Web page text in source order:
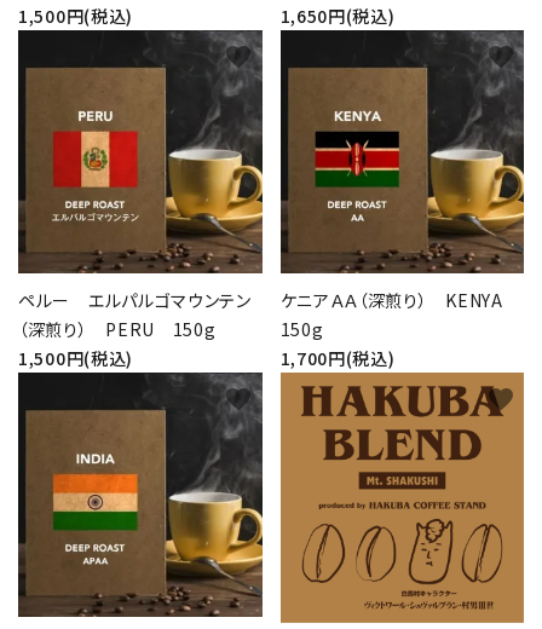
1,500円(税込)
1,650円(税込)
ペルー エルパルゴマウンテン
（深煎り） PERU 150g
1,500円(税込)
favorite
ケニアＡＡ（深煎り） KENYA
150g
1,700円(税込)
favorite
favorite favorite